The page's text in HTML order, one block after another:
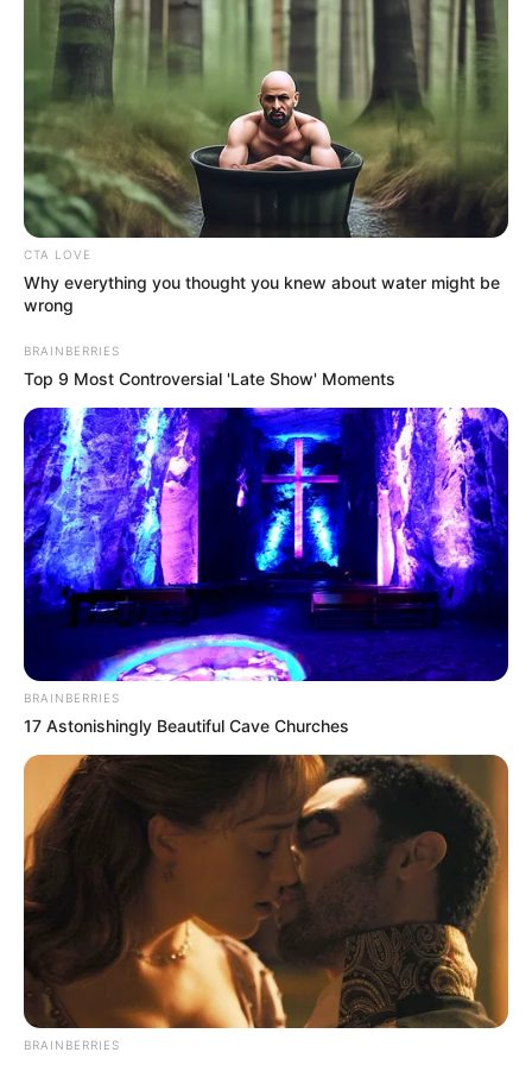
– Miért nem kocsival hordja a nyomorék gyerekét,
ahelyett, hogy feltartja itt a többi embert! – majd
felállt és elhagyta a buszt.
Hozzáteszem, pillanatok alatt felszálltunk. Nem
gondolom, hogy olyan sok időt raboltunk el a drága
idejéből.
Szóval annak a „kedves” hölgynek üzenném, hogy
CTA LOVE
Why everything you thought you knew about water might be
wrong
BRAINBERRIES
Top 9 Most Controversial 'Late Show' Moments
BRAINBERRIES
17 Astonishingly Beautiful Cave Churches
BRAINBERRIES